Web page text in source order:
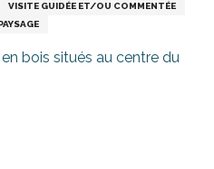
VISITE GUIDÉE ET/OU COMMENTÉE
bois situés au centre du